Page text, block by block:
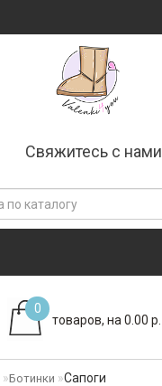
Свяжитесь с нами
0
товаров, на 0.00 р.
Ботинки Сапоги